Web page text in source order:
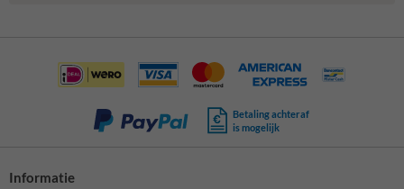
Betaling achteraf
is mogelijk
Informatie